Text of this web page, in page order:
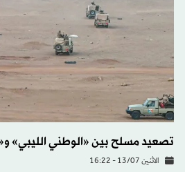
تصعيد مسلح بين «الوطني الليبي»
الاثنين 13/07 - 16:22